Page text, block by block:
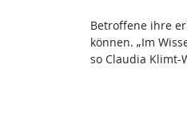
Betroffene ihre
können. „Im
so Claudia Klimt-